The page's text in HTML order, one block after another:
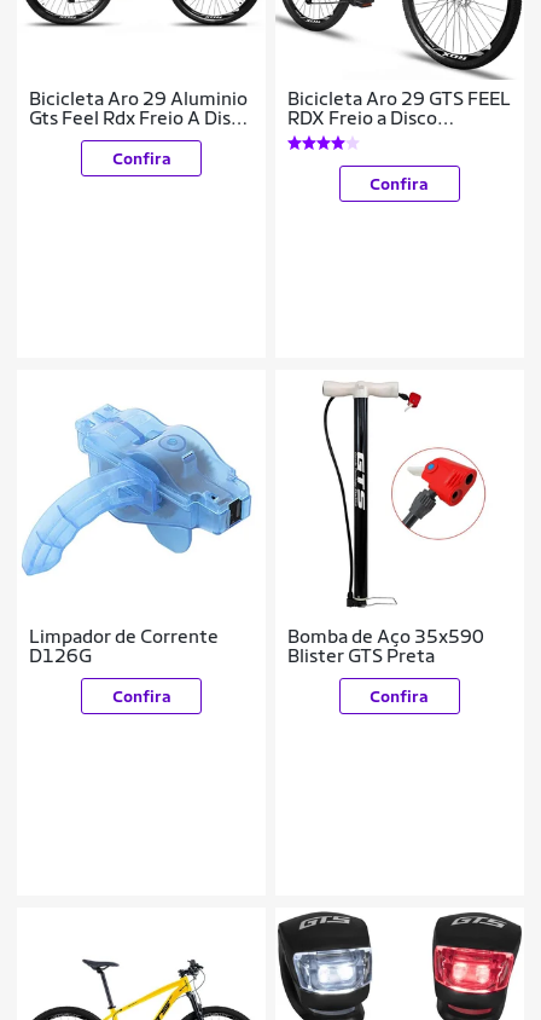
Bicicleta Aro 29 Aluminio
Gts Feel Rdx Freio A Disco
21 Marchas Shimano
Confira
Bicicleta Aro 29 GTS FEEL
RDX Freio a Disco
Hidráulico 24 Marchas
Confira
Limpador de Corrente
D126G
Confira
Bomba de Aço 35x590
Blister GTS Preta
Confira